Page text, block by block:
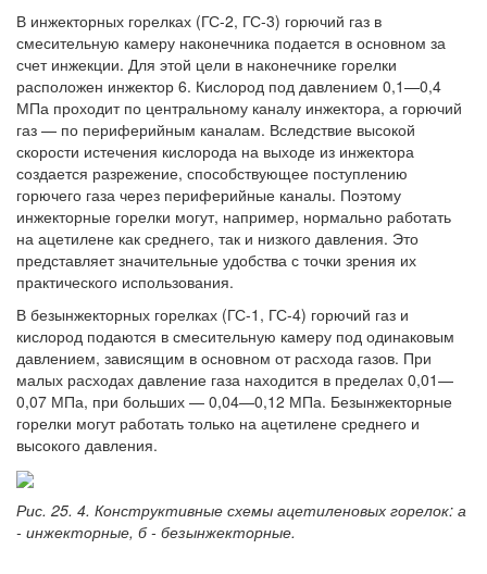
В инжекторных горелках (ГС-2, ГС-3) горючий газ в
смесительную камеру наконечника подается в основном за
счет инжекции. Для этой цели в наконечнике горелки
расположен инжектор 6. Кислород под давлением 0,1—0,4
МПа проходит по центральному каналу инжектора, а горючий
газ — по периферийным каналам. Вследствие высокой
скорости истечения кислорода на выходе из инжектора
создается разрежение, способствующее поступлению
горючего газа через периферийные каналы. Поэтому
инжекторные горелки могут, например, нормально работать
на ацетилене как среднего, так и низкого давления. Это
представляет значительные удобства с точки зрения их
практического использования.
В безынжекторных горелках (ГС-1, ГС-4) горючий газ и
кислород подаются в смесительную камеру под одинаковым
давлением, зависящим в основном от расхода газов. При
малых расходах давление газа находится в пределах 0,01—
0,07 МПа, при больших — 0,04—0,12 МПа. Безынжекторные
горелки могут работать только на ацетилене среднего и
высокого давления.
Рис. 25. 4. Конструктивные схемы ацетиленовых горелок: а
- инжекторные, б - безынжекторные.